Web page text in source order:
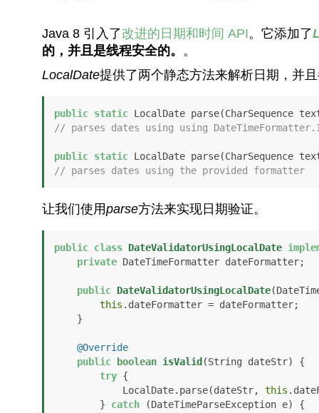
Java 8 引入了改进的日期和时间 API。它添加了
的，并且是线程安全的。 。
LocalDate提供了两个静态方法来解析日期，并
public static
// parses dates using using
public static
// parses dates using the provided formatter
让我们使用parse方法来实现日期验证。
public class DateValidatorUsingLocalDate
private DateTimeFormatter dateFormatter;
public DateValidatorUsingLocalDate
this .dateFormatter = dateFormatter;
@Override
public
boolean isValid (String dateStr)
{
try {
            LocalDate.parse(dateStr,
this
        }
catch (DateTimeParseException e) {